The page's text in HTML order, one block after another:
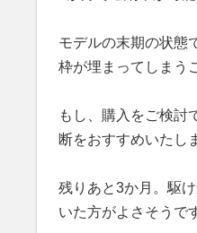
モデルの末期の状態
枠が埋まってしまう
もし、購入をご検討
断をおすすめいたし
残りあと3か月。駆
いた方がよさそうで